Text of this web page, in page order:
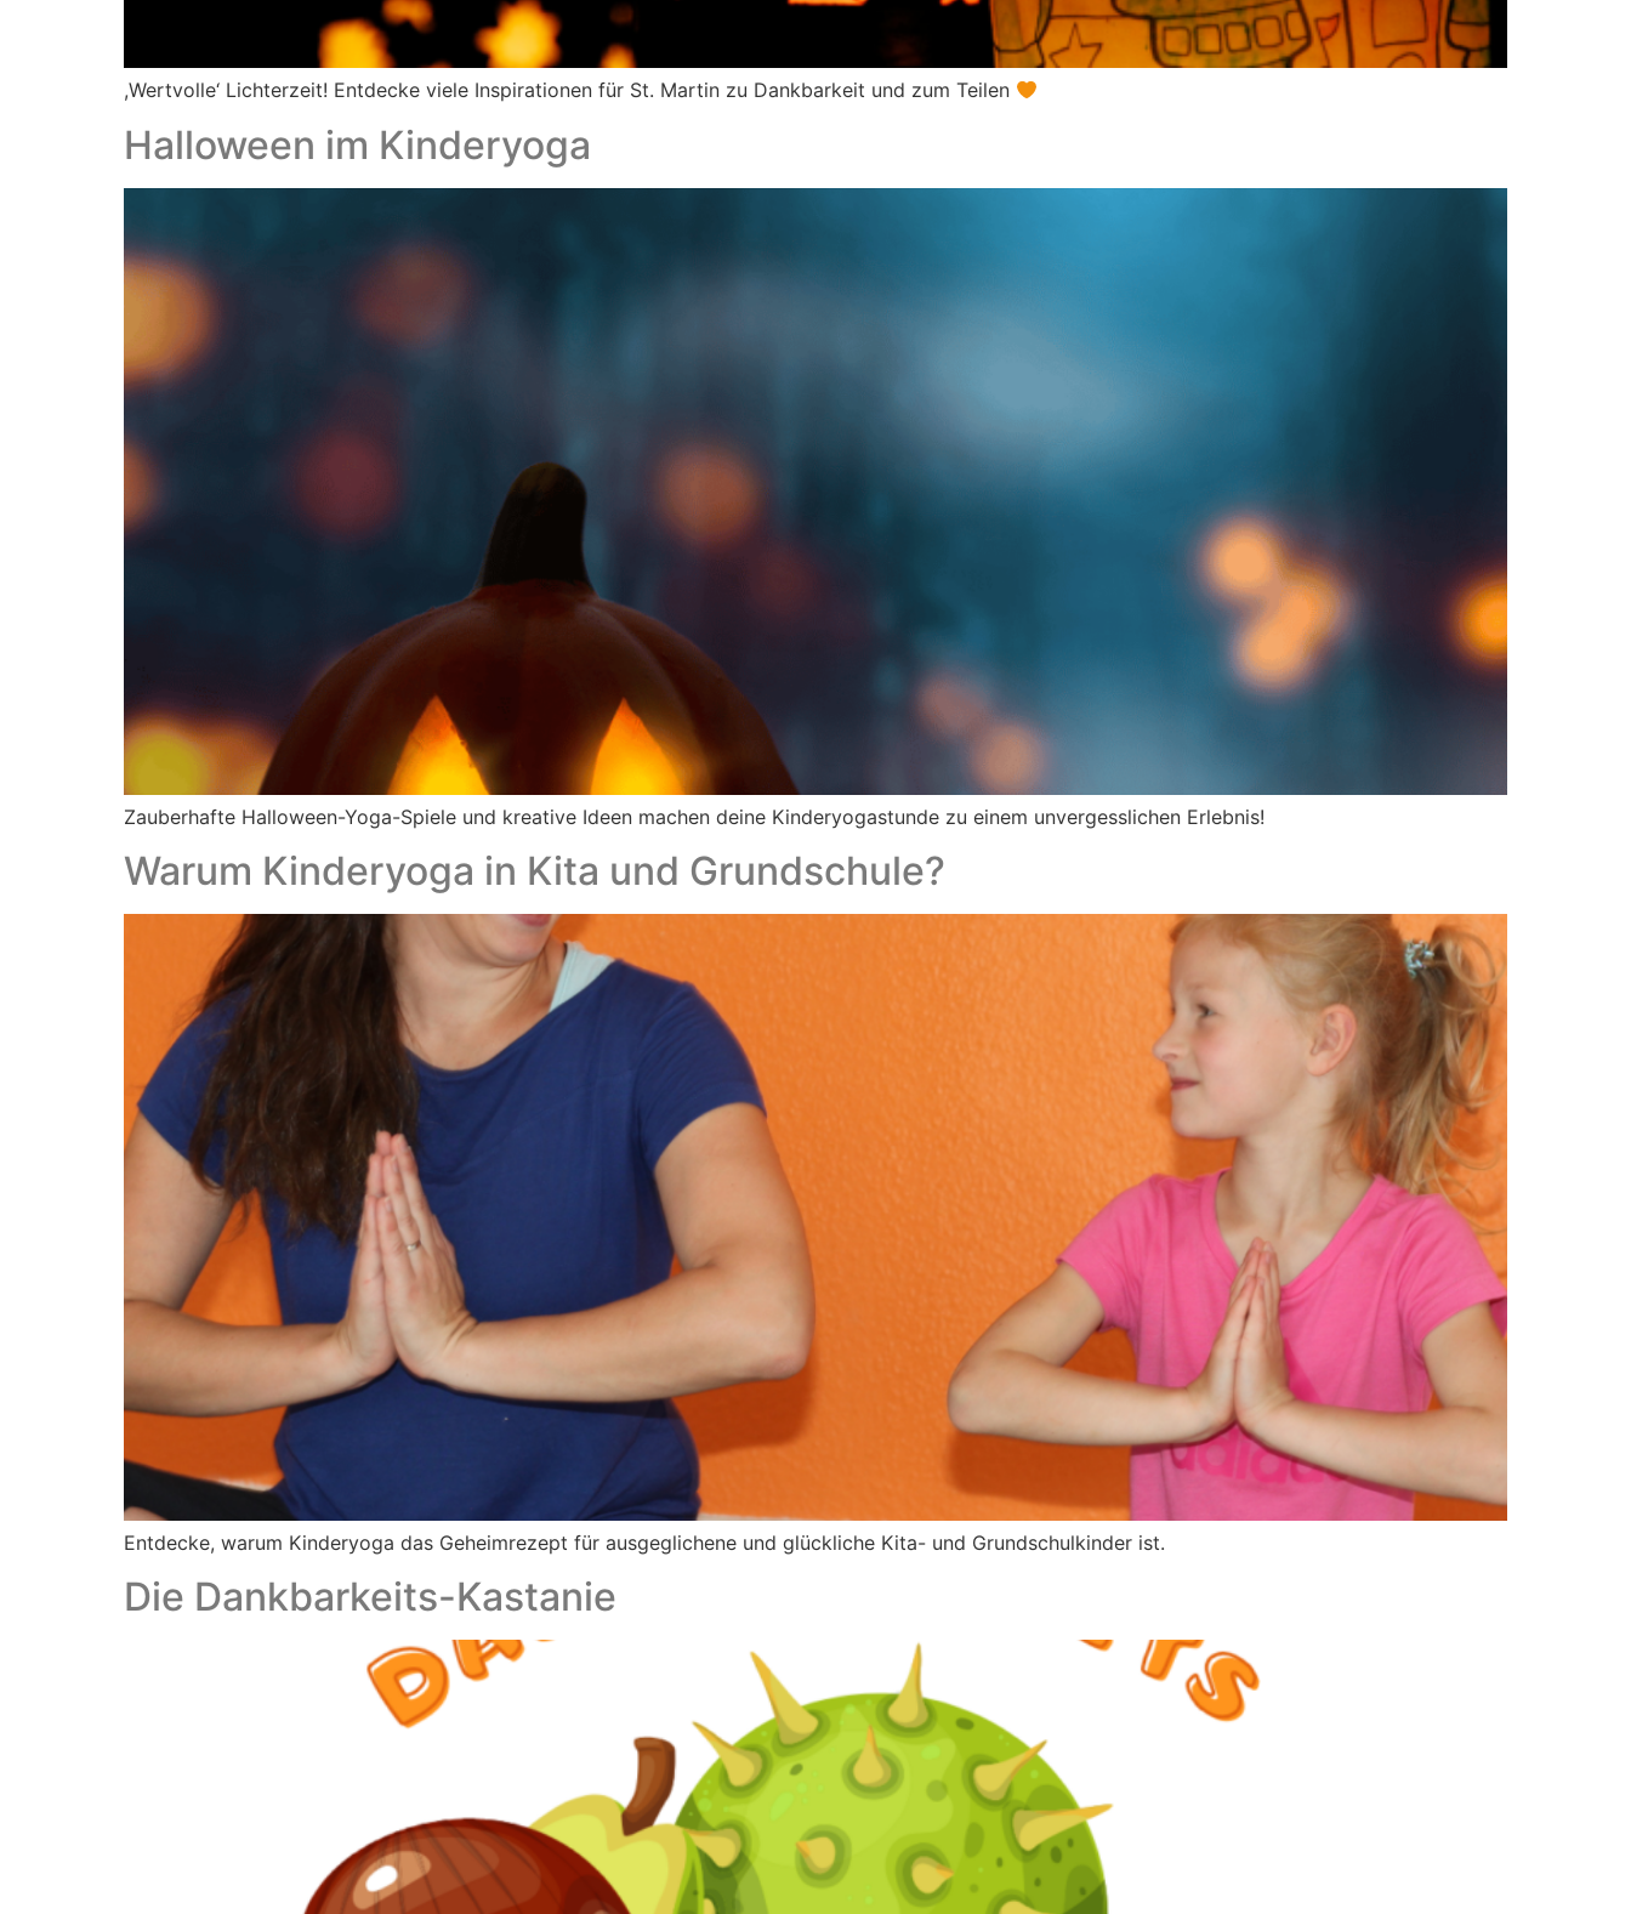
,Wertvolle‘ Lichterzeit! Entdecke viele Inspirationen für St. Martin zu Dankbarkeit und zum Teilen
Halloween im Kinderyoga
Zauberhafte Halloween-Yoga-Spiele und kreative Ideen machen deine Kinderyogastunde zu einem unvergesslichen Erlebnis!
Warum Kinderyoga in Kita und Grundschule?
Entdecke, warum Kinderyoga das Geheimrezept für ausgeglichene und glückliche Kita- und Grundschulkinder ist.
Die Dankbarkeits-Kastanie